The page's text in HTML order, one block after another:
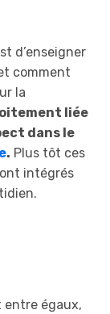
d’enseigner
comment
la
liée
dans le
. Plus tôt ces
intégrés
entre égaux,